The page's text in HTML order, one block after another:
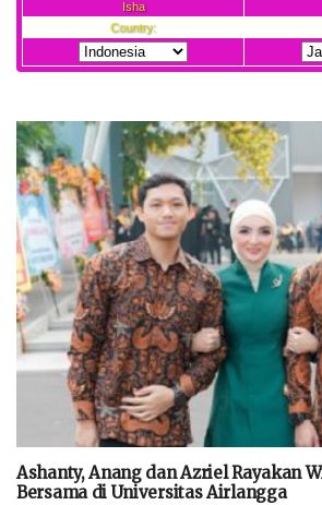
Ashanty, Anang dan Azriel Rayakan
Bersama di Universitas Airlangga